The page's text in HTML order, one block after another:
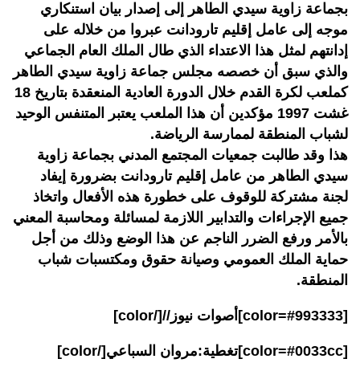
بجماعة زاوية سيدي الطاهر إلى إصدار بيان استنكاري
موجه إلى عامل إقليم تارودانت عبروا من خلاله على
إدانتهم لمثل هذا الاعتداء الذي طال الملك العام الجماعي
والذي سبق أن خصصه مجلس جماعة زاوية سيدي الطاهر
كملعب لكرة القدم خلال الدورة العادية المنعقدة بتاريخ 18
غشت 1997 مؤكدين أن هذا الملعب يعتبر المتنفس الوحيد
لشباب المنطقة لممارسة الرياضة.
هذا وقد طالبت جمعيات المجتمع المدني بجماعة زاوية
سيدي الطاهر من عامل إقليم تارودانت بضرورة إيفاد
لجنة مشتركة للوقوف على خطورة هذه الأفعال واتخاذ
جميع الإجراءات والتدابير اللازمة لمسائلة ومحاسبة المعني
بالأمر ورفع الضرر الناجم عن هذا الوضع وذلك من أجل
حماية الملك العمومي وصيانة حقوق ومكتسبات شباب
المنطقة.
[color=#993333]أصوات نيوز//[/color]
[color=#0033cc]تغطية:مروان السباعي[/color]